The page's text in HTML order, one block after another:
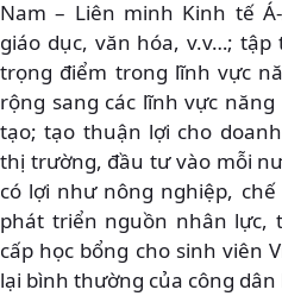
Nam – Liên minh Kinh tế
giáo dục, văn hóa, v.v…;
trọng điểm trong lĩnh vực
rộng sang các lĩnh vực
tạo; tạo thuận lợi cho
thị trường, đầu tư vào mỗi
có lợi như nông nghiệp,
phát triển nguồn nhân lực,
cấp học bổng cho sinh viên
lại bình thường của công dân